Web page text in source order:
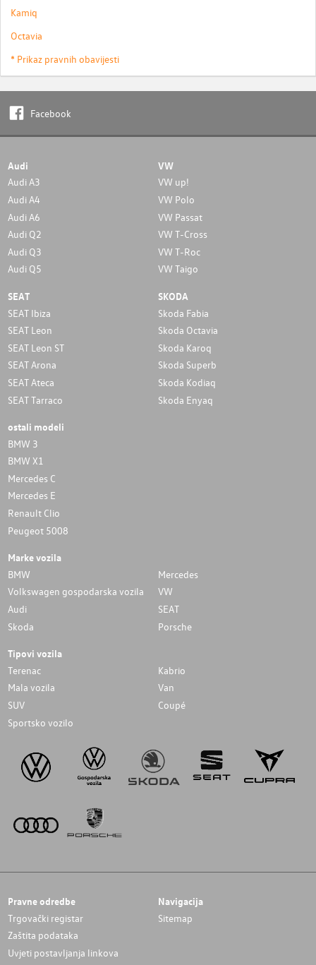
Kamiq
Octavia
* Prikaz pravnih obavijesti
Facebook
Audi
Audi A3
Audi A4
Audi A6
Audi Q2
Audi Q3
Audi Q5
VW
VW up!
VW Polo
VW Passat
VW T-Cross
VW T-Roc
VW Taigo
SEAT
SEAT Ibiza
SEAT Leon
SEAT Leon ST
SEAT Arona
SEAT Ateca
SEAT Tarraco
SKODA
Skoda Fabia
Skoda Octavia
Skoda Karoq
Skoda Superb
Skoda Kodiaq
Skoda Enyaq
ostali modeli
BMW 3
BMW X1
Mercedes C
Mercedes E
Renault Clio
Peugeot 5008
Marke vozila
BMW
Mercedes
Volkswagen gospodarska vozila
VW
Audi
SEAT
Skoda
Porsche
Tipovi vozila
Terenac
Kabrio
Mala vozila
Van
SUV
Coupé
Sportsko vozilo
Pravne odredbe
Trgovački registar
Zaštita podataka
Uvjeti postavljanja linkova
Navigacija
Sitemap